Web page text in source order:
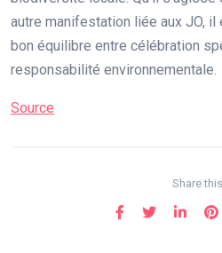
autre manifestation liée aux JO,
bon équilibre entre célébration
responsabilité environnementale.
Source
Share